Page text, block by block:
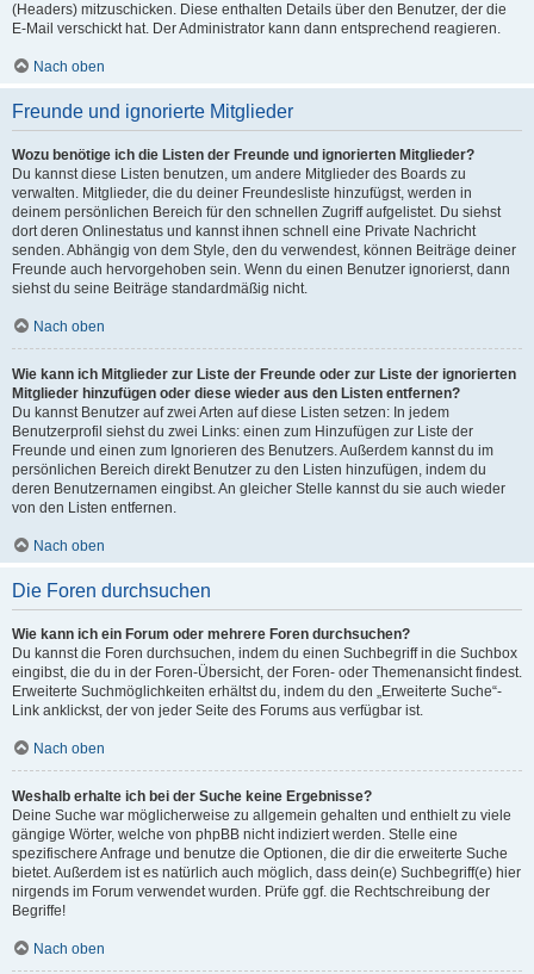
(Headers) mitzuschicken. Diese enthalten Details über den Benutzer, der die
E-Mail verschickt hat. Der Administrator kann dann entsprechend reagieren.
Nach oben
Freunde und ignorierte Mitglieder
Wozu benötige ich die Listen der Freunde und ignorierten Mitglieder?
Du kannst diese Listen benutzen, um andere Mitglieder des Boards zu
verwalten. Mitglieder, die du deiner Freundesliste hinzufügst, werden in
deinem persönlichen Bereich für den schnellen Zugriff aufgelistet. Du siehst
dort deren Onlinestatus und kannst ihnen schnell eine Private Nachricht
senden. Abhängig von dem Style, den du verwendest, können Beiträge deiner
Freunde auch hervorgehoben sein. Wenn du einen Benutzer ignorierst, dann
siehst du seine Beiträge standardmäßig nicht.
Nach oben
Wie kann ich Mitglieder zur Liste der Freunde oder zur Liste der ignorierten
Mitglieder hinzufügen oder diese wieder aus den Listen entfernen?
Du kannst Benutzer auf zwei Arten auf diese Listen setzen: In jedem
Benutzerprofil siehst du zwei Links: einen zum Hinzufügen zur Liste der
Freunde und einen zum Ignorieren des Benutzers. Außerdem kannst du im
persönlichen Bereich direkt Benutzer zu den Listen hinzufügen, indem du
deren Benutzernamen eingibst. An gleicher Stelle kannst du sie auch wieder
von den Listen entfernen.
Nach oben
Die Foren durchsuchen
Wie kann ich ein Forum oder mehrere Foren durchsuchen?
Du kannst die Foren durchsuchen, indem du einen Suchbegriff in die Suchbox
eingibst, die du in der Foren-Übersicht, der Foren- oder Themenansicht findest.
Erweiterte Suchmöglichkeiten erhältst du, indem du den „Erweiterte Suche“-
Link anklickst, der von jeder Seite des Forums aus verfügbar ist.
Nach oben
Weshalb erhalte ich bei der Suche keine Ergebnisse?
Deine Suche war möglicherweise zu allgemein gehalten und enthielt zu viele
gängige Wörter, welche von phpBB nicht indiziert werden. Stelle eine
spezifischere Anfrage und benutze die Optionen, die dir die erweiterte Suche
bietet. Außerdem ist es natürlich auch möglich, dass dein(e) Suchbegriff(e) hier
nirgends im Forum verwendet wurden. Prüfe ggf. die Rechtschreibung der
Begriffe!
Nach oben